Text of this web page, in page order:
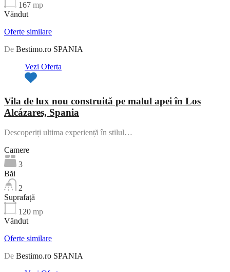
167 mp
Văndut
Oferte similare
De Bestimo.ro SPANIA
Vezi Oferta
Vila de lux nou construită pe malul apei în Los
Alcázares, Spania
Descoperiți ultima experiență în stilul…
Camere
3
Băi
2
Suprafață
120 mp
Văndut
Oferte similare
De Bestimo.ro SPANIA